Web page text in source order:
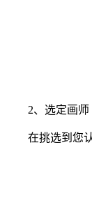
2、选定画师
在挑选到您认